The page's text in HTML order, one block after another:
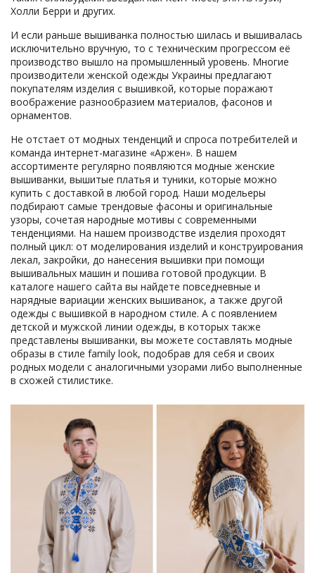
Холли Берри и других.
​И если раньше вышиванка полностью шилась и вышивалась
исключительно вручную, то с техническим прогрессом её
производство вышло на промышленный уровень. Многие
производители женской одежды Украины предлагают
покупателям изделия с вышивкой, которые поражают
воображение разнообразием материалов, фасонов и
орнаментов.
Не отстает от модных тенденций и спроса потребителей и
команда интернет-магазине «Аржен». В нашем
ассортименте регулярно появляются модные женские
вышиванки, вышитые платья и туники, которые можно
купить с доставкой в любой город. Наши модельеры
подбирают самые трендовые фасоны и оригинальные
узоры, сочетая народные мотивы с современными
тенденциями. На нашем производстве изделия проходят
полный цикл: от моделирования изделий и конструирования
лекал, закройки, до нанесения вышивки при помощи
вышивальных машин и пошива готовой продукции. В
каталоге нашего сайта вы найдете повседневные и
нарядные вариации женских вышиванок, а также другой
одежды с вышивкой в народном стиле. А с появлением
детской и мужской линии одежды, в которых также
представлены вышиванки, вы можете составлять модные
образы в стиле family look, подобрав для себя и своих
родных модели с аналогичными узорами либо выполненные
в схожей стилистике.